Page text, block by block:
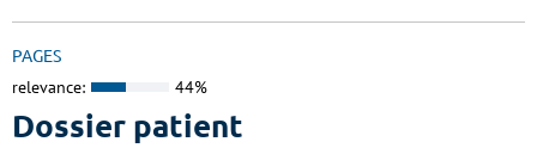
PAGES
relevance: 44%
Dossier patient